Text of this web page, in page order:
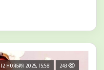
12 НОЯБРЯ 2025, 15:58 243